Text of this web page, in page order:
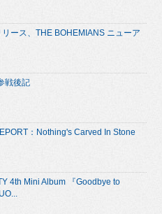
ース、THE BOHEMIANS ニューア
戦後記
：Nothing's Carved In Stone
4th Mini Album 『Goodbye to